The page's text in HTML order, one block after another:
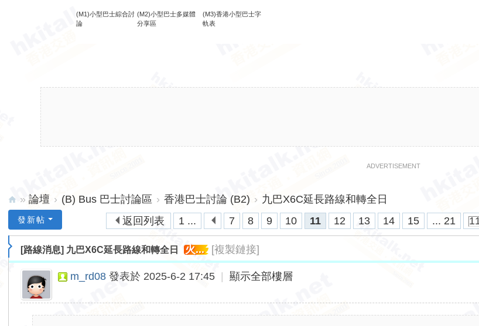
(M1)小型巴士綜合討
論
(M2)小型巴士多媒體
分享區
(M3)香港小型巴士字
軌表
ADVERTISEMENT
lk.
» 論壇 › (B) Bus 巴士討論區 › 香港巴士討論 (B2) › 九巴X6C延長路線和轉全日
1 ...
7 8 9 10 11 12 13 14 15 ... 21
返回列表
發新帖
[路線消息] 九巴X6C延長路線和轉全日 火... [複製鏈接]
m_rd08 發表於 2025-6-2 17:45 顯示全部樓層